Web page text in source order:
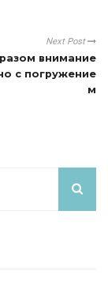
Next Post
внимание
с погружение
м